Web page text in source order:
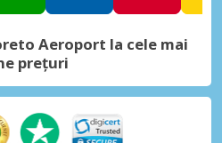
Aeroport la cele mai
prețuri